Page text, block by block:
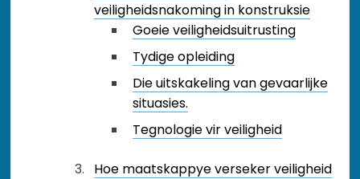
veiligheidsnakoming in konstruksie
Goeie veiligheidsuitrusting
Tydige opleiding
Die uitskakeling van gevaarlijke
situasies.
Tegnologie vir veiligheid
Hoe maatskappye verseker veiligheid